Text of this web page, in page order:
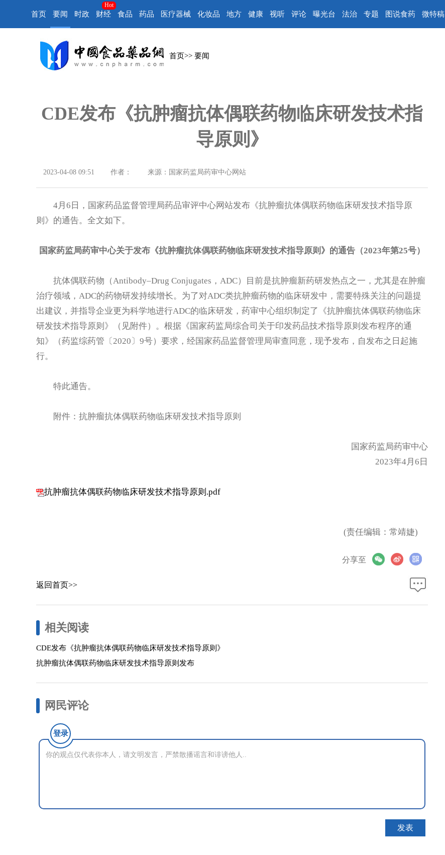
首页 要闻 时政 财经
Hot
食品 药品 医疗器械 化妆品 地方 健康 视听 评论 曝光台 法治 专题 图说食药 微特稿
首页>> 要闻
CDE发布《抗肿瘤抗体偶联药物临床研发技术指
导原则》
2023-04-08 09:51 作者： 来源：国家药监局药审中心网站
4月6日，国家药品监督管理局药品审评中心网站发布《抗肿瘤抗体偶联药物临床研发技术指导原
则》的通告。全文如下。
国家药监局药审中心关于发布《抗肿瘤抗体偶联药物临床研发技术指导原则》的通告（2023年第25号）
抗体偶联药物（Antibody–Drug Conjugates，ADC）目前是抗肿瘤新药研发热点之一，尤其是在肿瘤
治疗领域，ADC的药物研发持续增长。为了对ADC类抗肿瘤药物的临床研发中，需要特殊关注的问题提
出建议，并指导企业更为科学地进行ADC的临床研发，药审中心组织制定了《抗肿瘤抗体偶联药物临床
研发技术指导原则》（见附件）。根据《国家药监局综合司关于印发药品技术指导原则发布程序的通
知》（药监综药管〔2020〕9号）要求，经国家药品监督管理局审查同意，现予发布，自发布之日起施
行。
特此通告。
附件：抗肿瘤抗体偶联药物临床研发技术指导原则
国家药监局药审中心
2023年4月6日
抗肿瘤抗体偶联药物临床研发技术指导原则.pdf
(责任编辑：常靖婕)
分享至
返回首页>>
相关阅读
CDE发布《抗肿瘤抗体偶联药物临床研发技术指导原则》
抗肿瘤抗体偶联药物临床研发技术指导原则发布
网民评论
登录